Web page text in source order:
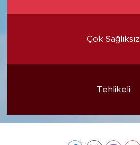
Çok Sağlıksız
Tehlikeli